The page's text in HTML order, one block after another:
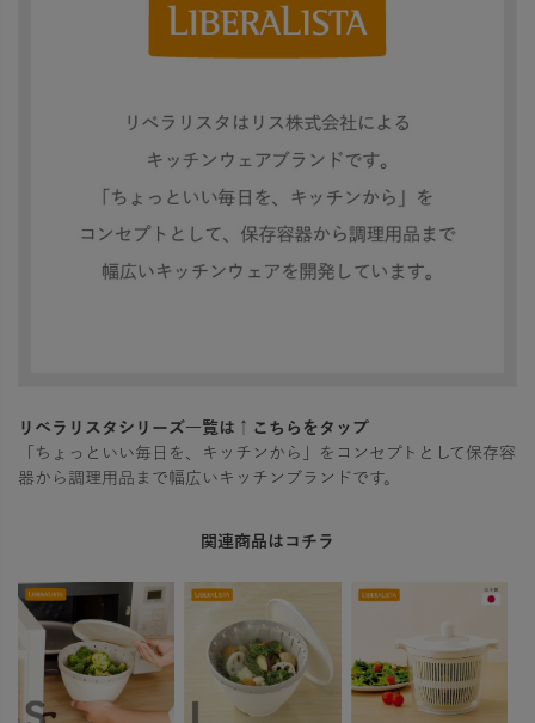
リベラリスタシリーズ一覧は↑こちらをタップ
「ちょっといい毎日を、キッチンから」をコンセプトとして保存容
器から調理用品まで幅広いキッチンブランドです。
関連商品はコチラ